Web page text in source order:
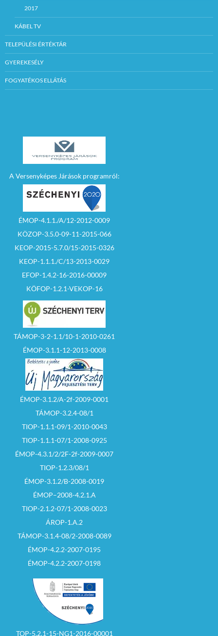
2017
KÁBEL TV
TELEPÜLÉSI ÉRTÉKTÁR
GYEREKESÉLY
FOGYATÉKOS ELLÁTÁS
A Versenyképes Járások programról:
ÉMOP-4.1.1./A/12-2012-0009
KÖZOP-3.5.0-09-11-2015-066
KEOP-2015-5.7.0/15-2015-0326
KEOP-1.1.1./C/13-2013-0029
EFOP-1.4.2-16-2016-00009
KÖFOP-1.2.1-VEKOP-16
TÁMOP-3-2-1.1/10-1-2010-0261
ÉMOP-3.1.1-12-2013-0008
ÉMOP-3.1.2/A-2f-2009-0001
TÁMOP-3.2.4-08/1
TIOP-1.1.1-09/1-2010-0043
TIOP-1.1.1-07/1-2008-0925
ÉMOP-4.3.1/2/2F-2f-2009-0007
TIOP-1.2.3/08/1
ÉMOP-3.1.2/B-2008-0019
ÉMOP–2008-4.2.1.A
TIOP-2.1.2-07/1-2008-0023
ÁROP-1.A.2
TÁMOP-3.1.4-08/2-2008-0089
ÉMOP-4.2.2-2007-0195
ÉMOP-4.2.2-2007-0198
TOP-5.2.1-15-NG1-2016-00001